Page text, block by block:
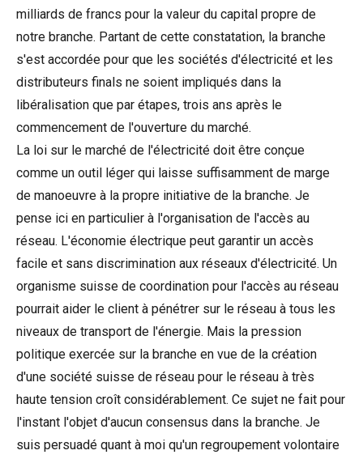
milliards de francs pour la valeur du capital propre de
notre branche. Partant de cette constatation, la branche
s'est accordée pour que les sociétés d'électricité et les
distributeurs finals ne soient impliqués dans la
libéralisation que par étapes, trois ans après le
commencement de l'ouverture du marché.
La loi sur le marché de l'électricité doit être conçue
comme un outil léger qui laisse suffisamment de marge
de manoeuvre à la propre initiative de la branche. Je
pense ici en particulier à l'organisation de l'accès au
réseau. L'économie électrique peut garantir un accès
facile et sans discrimination aux réseaux d'électricité. Un
organisme suisse de coordination pour l'accès au réseau
pourrait aider le client à pénétrer sur le réseau à tous les
niveaux de transport de l'énergie. Mais la pression
politique exercée sur la branche en vue de la création
d'une société suisse de réseau pour le réseau à très
haute tension croît considérablement. Ce sujet ne fait pour
l'instant l'objet d'aucun consensus dans la branche. Je
suis persuadé quant à moi qu'un regroupement volontaire